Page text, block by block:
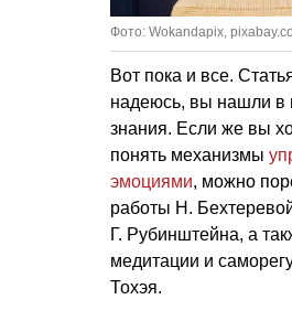
Фото: Wokandapix,
Вот пока и все.
надеюсь, вы нашли в
знания. Если же вы
понять механизмы
эмоциями, можно
работы Н.
Г. Рубинштейна, а
медитации и
Тохэя.